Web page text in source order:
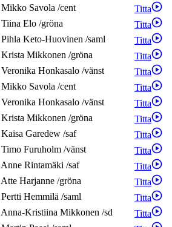
Mikko Savola /cent
Titta
Tiina Elo /gröna
Titta
Pihla Keto-Huovinen /saml
Titta
Krista Mikkonen /gröna
Titta
Veronika Honkasalo /vänst
Titta
Mikko Savola /cent
Titta
Veronika Honkasalo /vänst
Titta
Krista Mikkonen /gröna
Titta
Kaisa Garedew /saf
Titta
Timo Furuholm /vänst
Titta
Anne Rintamäki /saf
Titta
Atte Harjanne /gröna
Titta
Pertti Hemmilä /saml
Titta
Anna-Kristiina Mikkonen /sd
Titta